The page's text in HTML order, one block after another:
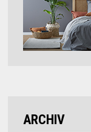
ARCHIV